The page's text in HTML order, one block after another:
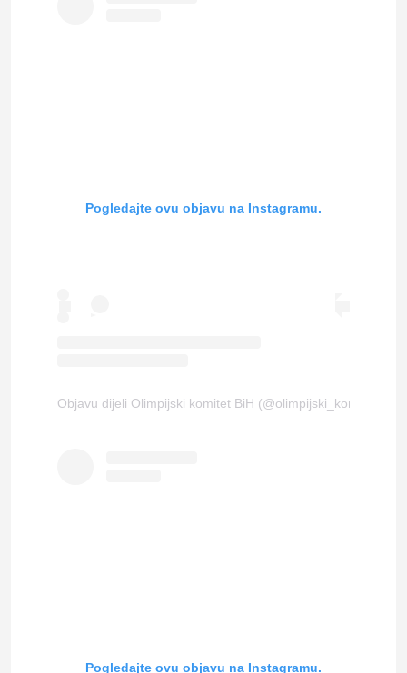
Pogledajte ovu objavu na Instagramu.
Objavu dijeli Olimpijski komitet BiH (@olimpijski_komitet_bih)
Pogledajte ovu objavu na Instagramu.